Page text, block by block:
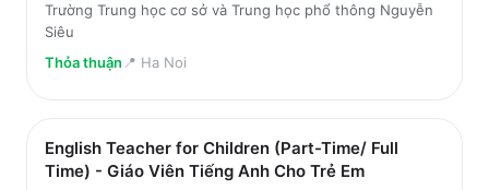
Trường Trung học cơ sở và Trung học phổ thông Nguyễn
Siêu
Thỏa thuận 📍 Ha Noi
English Teacher for Children (Part-Time/ Full
Time) - Giáo Viên Tiếng Anh Cho Trẻ Em